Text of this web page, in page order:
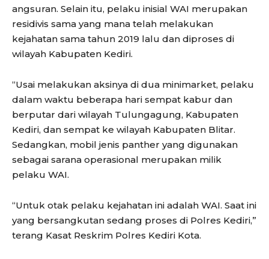
angsuran. Selain itu, pelaku inisial WAI merupakan
residivis sama yang mana telah melakukan
kejahatan sama tahun 2019 lalu dan diproses di
wilayah Kabupaten Kediri.
“Usai melakukan aksinya di dua minimarket, pelaku
dalam waktu beberapa hari sempat kabur dan
berputar dari wilayah Tulungagung, Kabupaten
Kediri, dan sempat ke wilayah Kabupaten Blitar.
Sedangkan, mobil jenis panther yang digunakan
sebagai sarana operasional merupakan milik
pelaku WAI.
“Untuk otak pelaku kejahatan ini adalah WAI. Saat ini
yang bersangkutan sedang proses di Polres Kediri,”
terang Kasat Reskrim Polres Kediri Kota.